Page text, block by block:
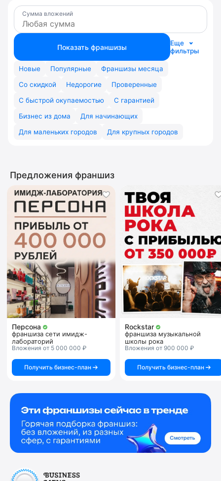
Сумма вложений
Показать франшизы
Еще
фильтры
Новые Популярные
Франшизы месяца
Со скидкой
Недорогие
Проверенные
С быстрой окупаемостью
С гарантией
Бизнес из дома
Для начинающих
Для маленьких городов
Для крупных городов
Предложения франшиз
Персона
франшиза сети имидж-
лабораторий
Вложения от 5 000 000 ₽
Получить бизнес-план
Rockstar
франшиза музыкальной
школы рока
Вложения от 900 000 ₽
Получить бизнес-план